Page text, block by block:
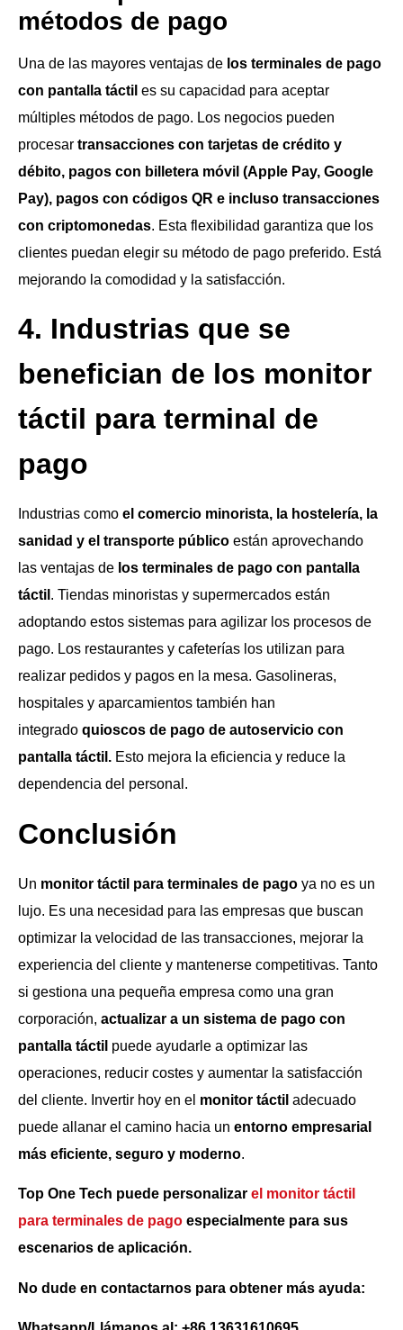
métodos de pago
Una de las mayores ventajas de los terminales de pago
con pantalla táctil es su capacidad para aceptar
múltiples métodos de pago. Los negocios pueden
procesar transacciones con tarjetas de crédito y
débito, pagos con billetera móvil (Apple Pay, Google
Pay), pagos con códigos QR e incluso transacciones
con criptomonedas. Esta flexibilidad garantiza que los
clientes puedan elegir su método de pago preferido. Está
mejorando la comodidad y la satisfacción.
4. Industrias que se
benefician de los monitor
táctil para terminal de
pago
Industrias como el comercio minorista, la hostelería, la
sanidad y el transporte público están aprovechando
las ventajas de los terminales de pago con pantalla
táctil . Tiendas minoristas y supermercados están
adoptando estos sistemas para agilizar los procesos de
pago. Los restaurantes y cafeterías los utilizan para
realizar pedidos y pagos en la mesa. Gasolineras,
hospitales y aparcamientos también han
integrado quioscos de pago de autoservicio con
pantalla táctil. Esto mejora la eficiencia y reduce la
dependencia del personal.
Conclusión
Un monitor táctil para terminales de pago ya no es un
lujo. Es una necesidad para las empresas que buscan
optimizar la velocidad de las transacciones, mejorar la
experiencia del cliente y mantenerse competitivas. Tanto
si gestiona una pequeña empresa como una gran
corporación, actualizar a un sistema de pago con
pantalla táctil puede ayudarle a optimizar las
operaciones, reducir costes y aumentar la satisfacción
del cliente. Invertir hoy en el monitor táctil adecuado
puede allanar el camino hacia un entorno empresarial
más eficiente, seguro y moderno.
Top One Tech puede personalizar el monitor táctil
para terminales de pago especialmente para sus
escenarios de aplicación.
No dude en contactarnos para obtener más ayuda: